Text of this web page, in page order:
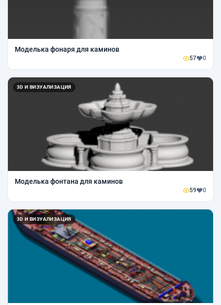
Моделька фонаря для каминов
57 0
3D И ВИЗУАЛИЗАЦИЯ
Моделька фонтана для каминов
59 0
3D И ВИЗУАЛИЗАЦИЯ